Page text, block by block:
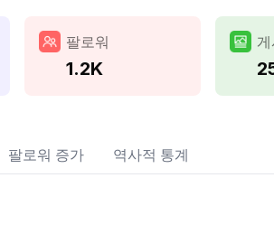
팔로워
1.2K
팔로워 증가 역사적 통계